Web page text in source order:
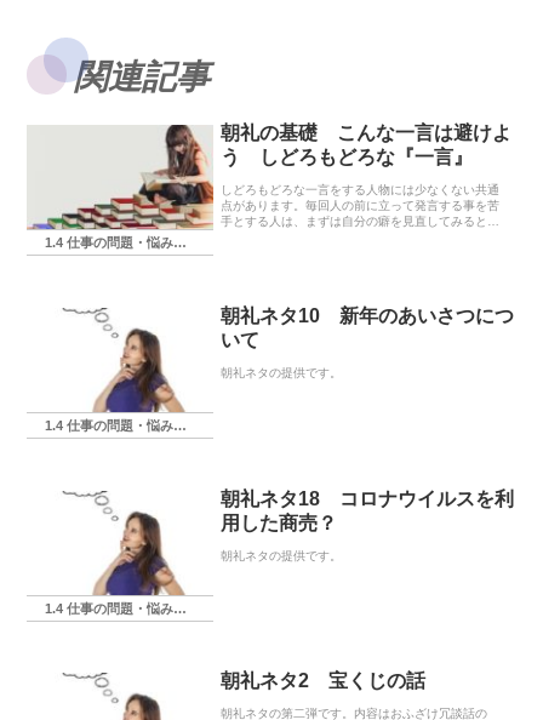
関連記事
1.4 仕事の問題・悩み・相談
朝礼の基礎 こんな一言は避けよ
う しどろもどろな『一言』
しどろもどろな一言をする人物には少なくない共通
点があります。毎回人の前に立って発言する事を苦
手とする人は、まずは自分の癖を見直してみるとこ
1.4 仕事の問題・悩み・相談
朝礼ネタ10 新年のあいさつにつ
いて
朝礼ネタの提供です。
1.4 仕事の問題・悩み・相談
朝礼ネタ18 コロナウイルスを利
用した商売？
朝礼ネタの提供です。
朝礼ネタ2 宝くじの話
朝礼ネタの第二弾です。内容はおふざけ冗談話の